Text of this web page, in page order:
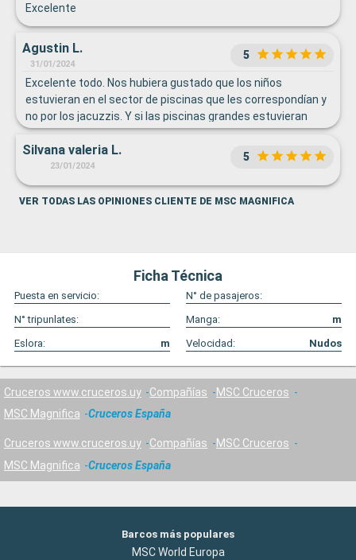
Excelente
Agustin L.
31/01/2024
5
Excelente todo. Nos hubiera gustado que los niños
estuvieran en el sector de piscinas que les correspondían y
no por los jacuzzis. Y si las piscinas grandes estuvieran
climatizadas más gente las podía aprovechar, ya que al
atravesar días frescos y frios. Una piscina climatizada sería
Silvana valeria L.
23/01/2024
5
VER TODAS LAS OPINIONES CLIENTE DE MSC MAGNIFICA
Ficha Técnica
Puesta en servicio:
N° de pasajeros:
N° tripunlates:
Manga:
m
Eslora:
m Velocidad: Nudos
Cruceros www.cruceros.uy Compañías
MSC Cruceros
MSC Magnifica
Cruceros España
Cruceros www.cruceros.uy Compañías
MSC Cruceros
MSC Magnifica
Cruceros España
Barcos más populares
MSC World Europa